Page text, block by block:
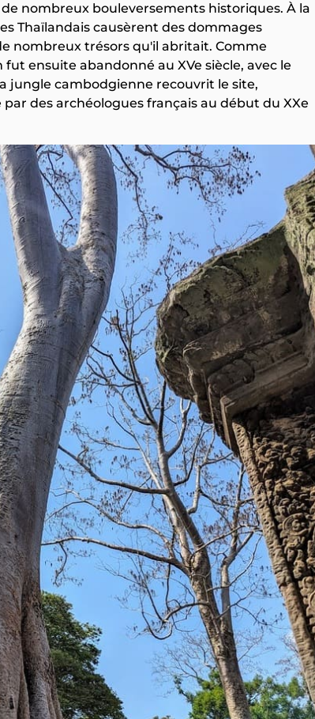
nombreux bouleversements historiques. À la
Thaïlandais causèrent des dommages
nombreux trésors qu'il abritait. Comme
ensuite abandonné au XVe siècle, avec le
jungle cambodgienne recouvrit le site,
des archéologues français au début du XXe